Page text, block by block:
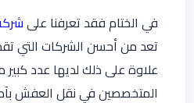
في الختام فقد تعرفنا على
تعد من أحسن الشركات التي
علاوة على ذلك لديها عدد كبير
المتخصصين في نقل العفش